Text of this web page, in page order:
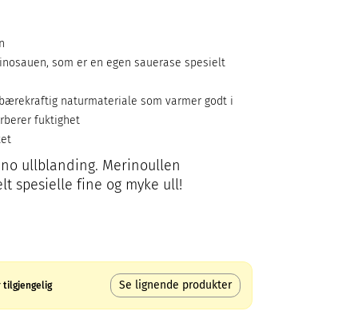
som er en egen sauerase spesielt
naturmateriale som varmer godt i
fuktighet
ullblanding. Merinoullen
spesielle fine og myke ull!
tilgjengelig Se lignende produkter